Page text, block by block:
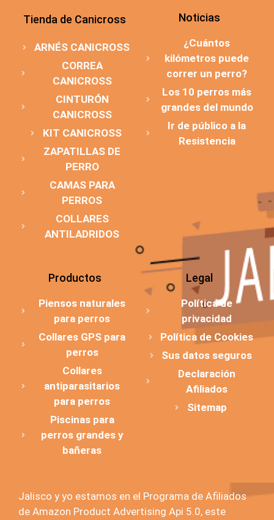
Tienda de Canicross
ARNÉS CANICROSS
CORREA
CANICROSS
CINTURÓN
CANICROSS
KIT CANICROSS
ZAPATILLAS DE
PERRO
CAMAS PARA
PERROS
COLLARES
ANTILADRIDOS
Noticias
¿Cuántos
kilómetros puede
correr un perro?
Los 10 perros más
grandes del mundo
Ir de público a la
Resistencia
Productos
Piensos naturales
para perros
Collares GPS para
perros
Collares
antiparasitarios
para perros
Piscinas para
perros grandes y
bañeras
Legal
Política de
privacidad
Política de Cookies
Sus datos seguros
Declaración
Afiliados
Sitemap
Jalisco y yo estamos en el Programa de Afiliados
de Amazon Product Advertising Api 5.0, este